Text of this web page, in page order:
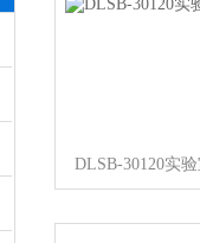
DLSB-30120实